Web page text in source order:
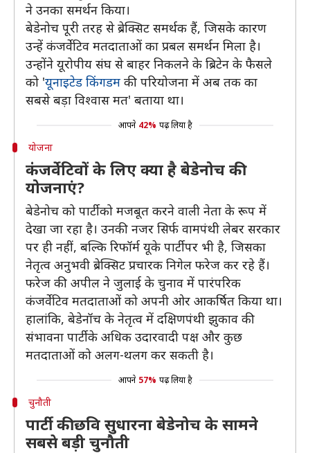
ने उनका समर्थन किया।
बेडेनोच पूरी तरह से ब्रेक्सिट समर्थक हैं, जिसके कारण
उन्हें कंजर्वेटिव मतदाताओं का प्रबल समर्थन मिला है।
उन्होंने यूरोपीय संघ से बाहर निकलने के ब्रिटेन के फैसले
को 'यूनाइटेड किंगडम की परियोजना में अब तक का
सबसे बड़ा विश्वास मत' बताया था।
आपने 42% पढ़ लिया है
योजना
कंजर्वेटिवों के लिए क्या है बेडेनोच की
योजनाएं?
बेडेनोच को पार्टी को मजबूत करने वाली नेता के रूप में
देखा जा रहा है। उनकी नजर सिर्फ वामपंथी लेबर सरकार
पर ही नहीं, बल्कि रिफॉर्म यूके पार्टी पर भी है, जिसका
नेतृत्व अनुभवी ब्रेक्सिट प्रचारक निगेल फरेज कर रहे हैं।
फरेज की अपील ने जुलाई के चुनाव में पारंपरिक
कंजर्वेटिव मतदाताओं को अपनी ओर आकर्षित किया था।
हालांकि, बेडेनॉच के नेतृत्व में दक्षिणपंथी झुकाव की
संभावना पार्टी के अधिक उदारवादी पक्ष और कुछ
मतदाताओं को अलग-थलग कर सकती है।
आपने 57% पढ़ लिया है
चुनौती
पार्टी की छवि सुधारना बेडेनोच के सामने
सबसे बड़ी चुनौती